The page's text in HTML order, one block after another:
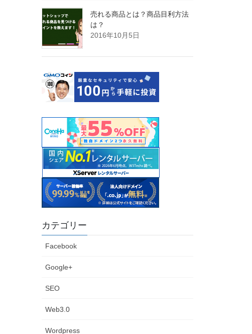
売れる商品とは？商品目利方法
は？
2016年10月5日
カテゴリー
Facebook
Google+
SEO
Web3.0
Wordpress